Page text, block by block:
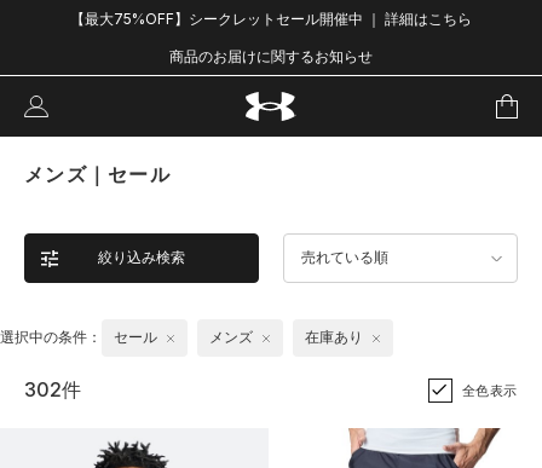
【最大75%OFF】シークレットセール開催中 ｜ 詳細はこちら
商品のお届けに関するお知らせ
メンズ｜セール
絞り込み検索 売れている順
選択中の条件： セール メンズ 在庫あり
302件 全色表示